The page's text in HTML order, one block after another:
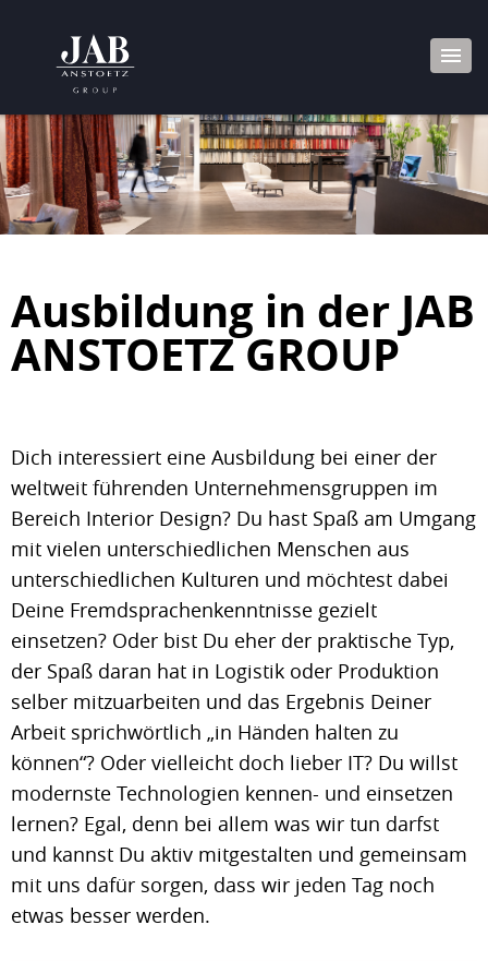
Ausbildung in der JAB
ANSTOETZ GROUP
Dich interessiert eine Ausbildung bei einer der
weltweit führenden Unternehmensgruppen im
Bereich Interior Design? Du hast Spaß am Umgang
mit vielen unterschiedlichen Menschen aus
unterschiedlichen Kulturen und möchtest dabei
Deine Fremdsprachenkenntnisse gezielt
einsetzen? Oder bist Du eher der praktische Typ,
der Spaß daran hat in Logistik oder Produktion
selber mitzuarbeiten und das Ergebnis Deiner
Arbeit sprichwörtlich „in Händen halten zu
können“? Oder vielleicht doch lieber IT? Du willst
modernste Technologien kennen- und einsetzen
lernen? Egal, denn bei allem was wir tun darfst
und kannst Du aktiv mitgestalten und gemeinsam
mit uns dafür sorgen, dass wir jeden Tag noch
etwas besser werden.